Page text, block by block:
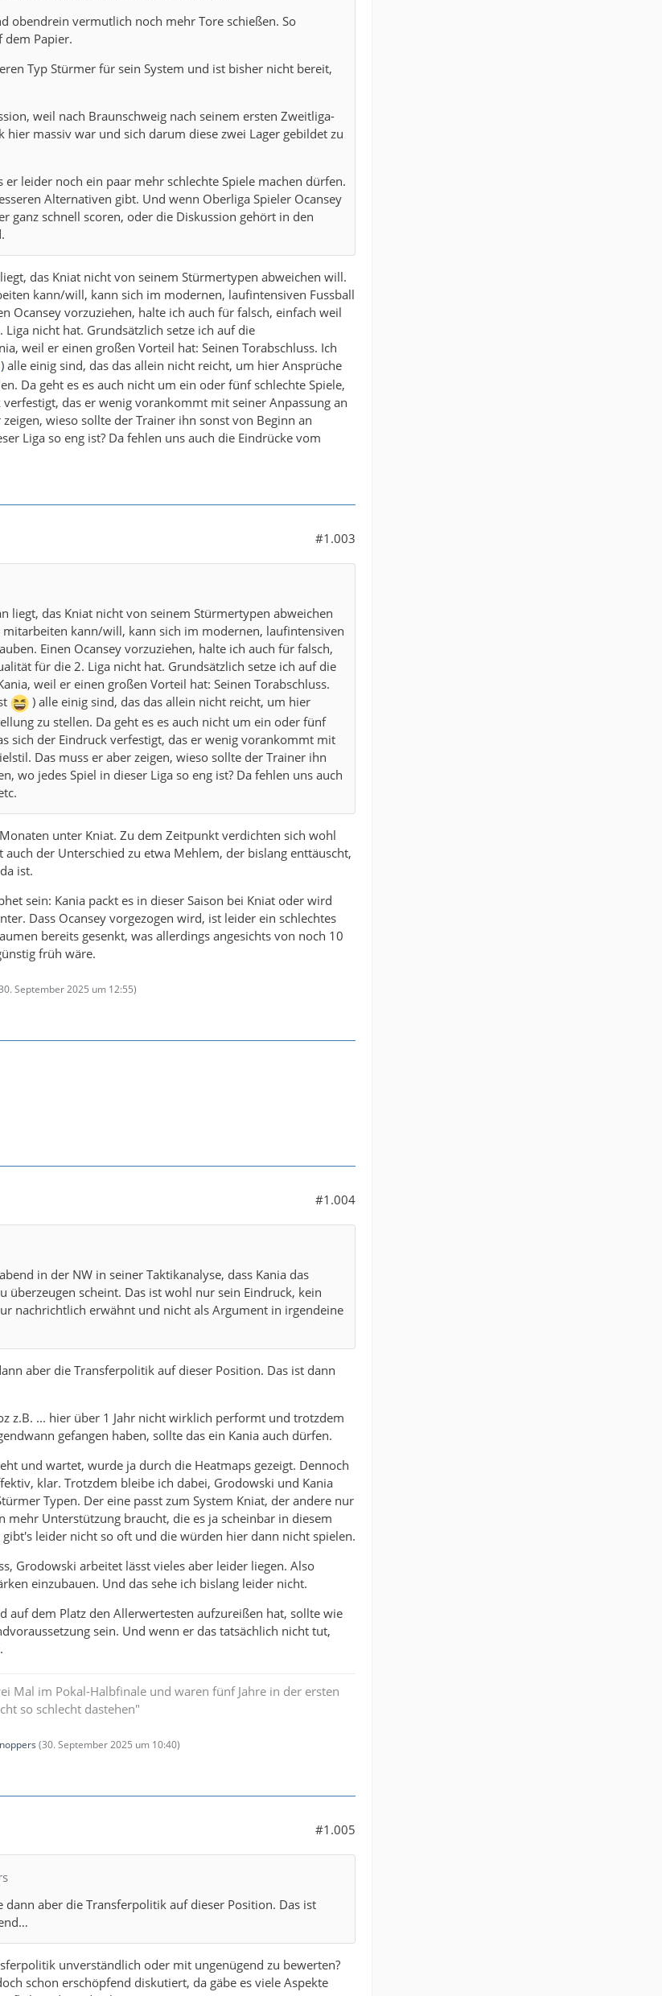
obendrein vermutlich noch mehr Tore schießen. So
Papier.
Typ Stürmer für sein System und ist bisher nicht bereit,
weil nach Braunschweig nach seinem ersten Zweitliga-
hier massiv war und sich darum diese zwei Lager gebildet zu
er leider noch ein paar mehr schlechte Spiele machen dürfen.
Alternativen gibt. Und wenn Oberliga Spieler Ocansey
ganz schnell scoren, oder die Diskussion gehört in den
das Kniat nicht von seinem Stürmertypen abweichen will.
kann/will, kann sich im modernen, laufintensiven Fussball
Ocansey vorzuziehen, halte ich auch für falsch, einfach weil
nicht hat. Grundsätzlich setze ich auf die
weil er einen großen Vorteil hat: Seinen Torabschluss. Ich
) alle einig sind, das das allein nicht reicht, um hier Ansprüche
Da geht es es auch nicht um ein oder fünf schlechte Spiele,
das er wenig vorankommt mit seiner Anpassung an
wieso sollte der Trainer ihn sonst von Beginn an
Liga so eng ist? Da fehlen uns auch die Eindrücke vom
#1.003
liegt, das Kniat nicht von seinem Stürmertypen abweichen
kann/will, kann sich im modernen, laufintensiven
Einen Ocansey vorzuziehen, halte ich auch für falsch,
für die 2. Liga nicht hat. Grundsätzlich setze ich auf die
weil er einen großen Vorteil hat: Seinen Torabschluss.
) alle einig sind, das das allein nicht reicht, um hier
zu stellen. Da geht es es auch nicht um ein oder fünf
sich der Eindruck verfestigt, das er wenig vorankommt mit
Das muss er aber zeigen, wieso sollte der Trainer ihn
wo jedes Spiel in dieser Liga so eng ist? Da fehlen uns auch
unter Kniat. Zu dem Zeitpunkt verdichten sich wohl
auch der Unterschied zu etwa Mehlem, der bislang enttäuscht,
ist.
sein: Kania packt es in dieser Saison bei Kniat oder wird
Dass Ocansey vorgezogen wird, ist leider ein schlechtes
bereits gesenkt, was allerdings angesichts von noch 10
früh wäre.
September 2025 um 12:55)
#1.004
in der NW in seiner Taktikanalyse, dass Kania das
überzeugen scheint. Das ist wohl nur sein Eindruck, kein
nachrichtlich erwähnt und nicht als Argument in irgendeine
aber die Transferpolitik auf dieser Position. Das ist dann
z.B. ... hier über 1 Jahr nicht wirklich performt und trotzdem
gefangen haben, sollte das ein Kania auch dürfen.
und wartet, wurde ja durch die Heatmaps gezeigt. Dennoch
klar. Trotzdem bleibe ich dabei, Grodowski und Kania
Typen. Der eine passt zum System Kniat, der andere nur
mehr Unterstützung braucht, die es ja scheinbar in diesem
leider nicht so oft und die würden hier dann nicht spielen.
Grodowski arbeitet lässt vieles aber leider liegen. Also
einzubauen. Und das sehe ich bislang leider nicht.
auf dem Platz den Allerwertesten aufzureißen hat, sollte wie
sein. Und wenn er das tatsächlich nicht tut,
Mal im Pokal-Halbfinale und waren fünf Jahre in der ersten
so schlecht dastehen"
(30. September 2025 um 10:40)
#1.005
aber die Transferpolitik auf dieser Position. Das ist
unverständlich oder mit ungenügend zu bewerten?
schon erschöpfend diskutiert, da gäbe es viele Aspekte